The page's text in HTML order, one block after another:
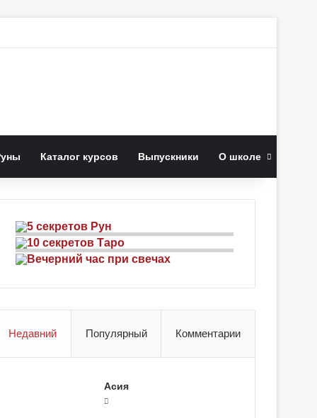
Каталог курсов Выпускники О школе
Недавний Популярный Комментарии
Асия